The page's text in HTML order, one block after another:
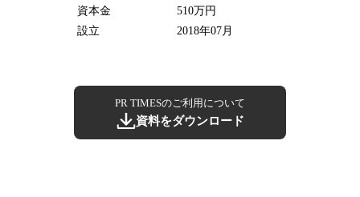
資本金
510万円
設立
2018年07月
PR TIMESのご利用について
資料をダウンロード